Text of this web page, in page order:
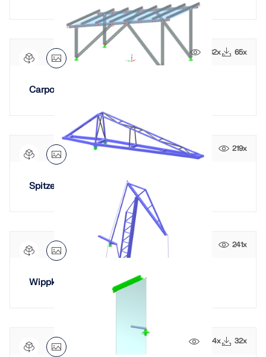
482x 65x
Carport aus Aluminium | CSA S157
219x
Spitzenausleger | Kran
241x
Wippkran
444x 32x